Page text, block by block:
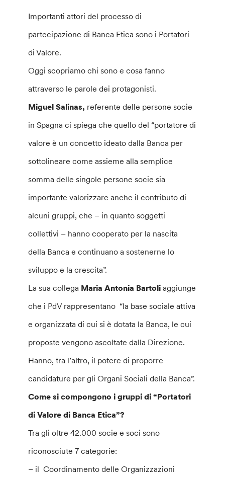
Importanti attori del processo di
partecipazione di Banca Etica sono i Portatori
di Valore.
Oggi scopriamo chi sono e cosa fanno
attraverso le parole dei protagonisti.
Miguel Salinas, referente delle persone socie
in Spagna ci spiega che quello del “portatore di
valore è un concetto ideato dalla Banca per
sottolineare come assieme alla semplice
somma delle singole persone socie sia
importante valorizzare anche il contributo di
alcuni gruppi, che – in quanto soggetti
collettivi – hanno cooperato per la nascita
della Banca e continuano a sostenerne lo
sviluppo e la crescita”.
La sua collega Maria Antonia Bartoli aggiunge
che i PdV rappresentano “la base sociale attiva
e organizzata di cui si è dotata la Banca, le cui
proposte vengono ascoltate dalla Direzione.
Hanno, tra l’altro, il potere di proporre
candidature per gli Organi Sociali della Banca”.
Come si compongono i gruppi di “Portatori
di Valore di Banca Etica”?
Tra gli oltre 42.000 socie e soci sono
riconosciute 7 categorie:
– il Coordinamento delle Organizzazioni